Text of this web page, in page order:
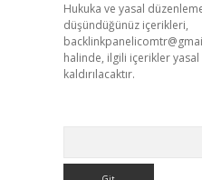
Hukuka ve yasal
düşündüğünüz içerikleri,
halinde, ilgili içerikler
kaldırılacaktır.